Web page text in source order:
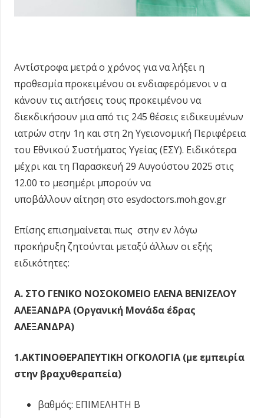
Αντίστροφα μετρά ο χρόνος για να λήξει η
προθεσμία προκειμένου οι ενδιαφερόμενοι ν α
κάνουν τις αιτήσεις τους προκειμένου να
διεκδικήσουν μια από τις 245 θέσεις ειδικευμένων
ιατρών στην 1η και στη 2η Υγειονομική Περιφέρεια
του Εθνικού Συστήματος Υγείας (ΕΣΥ). Ειδικότερα
μέχρι και τη Παρασκευή 29 Αυγούστου 2025 στις
12.00 το μεσημέρι μπορούν να
υποβάλλουν αίτηση στο esydoctors.moh.gov.gr
Επίσης επισημαίνεται πως στην εν λόγω
προκήρυξη ζητούνται μεταξύ άλλων οι εξής
ειδικότητες:
Α. ΣΤΟ ΓΕΝΙΚΟ ΝΟΣΟΚΟΜΕΙΟ ΕΛΕΝΑ ΒΕΝΙΖΕΛΟΥ
ΑΛΕΞΑΝΔΡΑ (Οργανική Μονάδα έδρας
ΑΛΕΞΑΝΔΡΑ)
1.ΑΚΤΙΝΟΘΕΡΑΠΕΥΤΙΚΗ ΟΓΚΟΛΟΓΙΑ (με εμπειρία
στην βραχυθεραπεία)
βαθμός: ΕΠΙΜΕΛΗΤΗ Β